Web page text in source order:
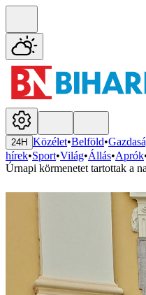
24H Közélet•Belföld•
hírek•Sport•Világ•Állás•Aprók
Úrnapi körmenetet tartottak a